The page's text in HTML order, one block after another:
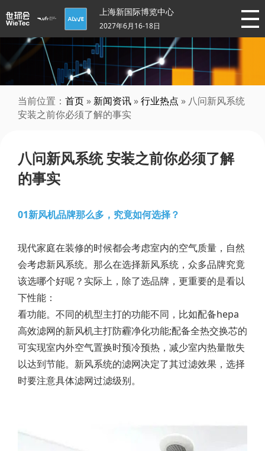
上海新国际博览中心
2027年6月16-18日
当前位置： 首页 » 新闻资讯 »行业热点 » 八问新风系统
安装之前你必须了解的事实
八问新风系统 安装之前你必须了解
的事实
01新风机品牌那么多，究竟如何选择？
现代家庭在装修的时候都会考虑室内的空气质量，自然
会考虑新风系统。那么在选择新风系统，众多品牌究竟
该选哪个好呢？实际上，除了选品牌，更重要的是看以
下性能：
看功能。不同的机型主打的功能不同，比如配备hepa
高效滤网的新风机主打防霾净化功能;配备全热交换芯的
可实现室内外空气置换时预冷预热，减少室内热量散失
以达到节能。新风系统的滤网决定了其过滤效果，选择
时要注意具体滤网过滤级别。